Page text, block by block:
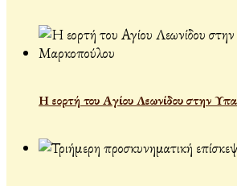
Η εορτή του Αγίου Λεωνίδου στην